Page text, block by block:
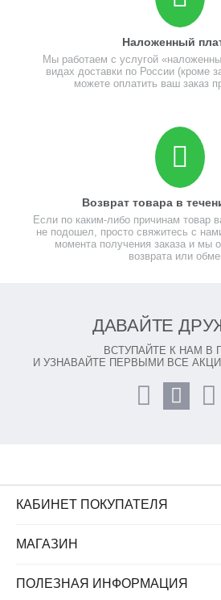
Наложенный
Мы работаем с услугой
видах доставки по России (кроме
можете оплатить ваш заказ
Возврат товара в
Если по каким-либо причинам товар
не подошел, просто свяжитесь с
момента получения заказа и мы
возврата или
ДАВАЙТЕ
ВСТУПАЙТЕ К НАМ В
И УЗНАВАЙТЕ ПЕРВЫМИ ВСЕ
КАБИНЕТ ПОКУПАТЕЛЯ
МАГАЗИН
ПОЛЕЗНАЯ ИНФОРМАЦИЯ